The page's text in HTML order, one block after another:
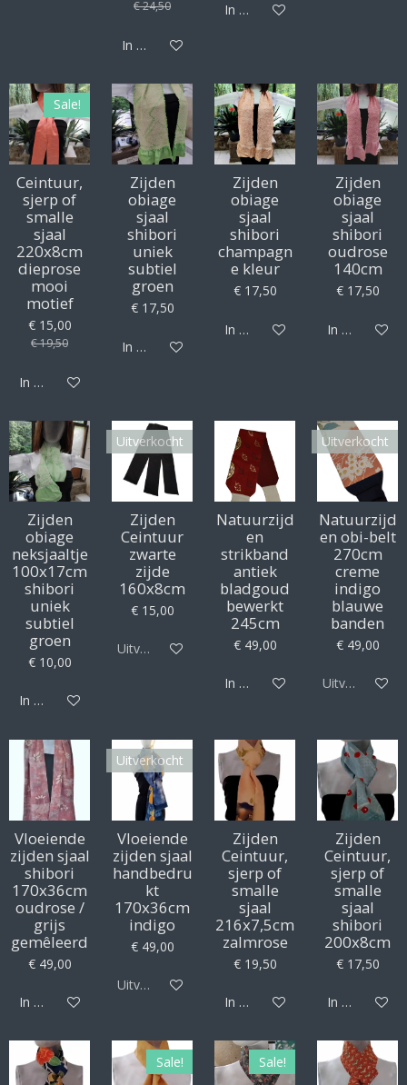
€ 24,50
In winkelwagen
In winkelwagen
Sale!
Ceintuur,
sjerp of
smalle
sjaal
220x8cm
dieprose
mooi
motief
€ 15,00
€ 19,50
In winkelwagen
Zijden
obiage
sjaal
shibori
uniek
subtiel
groen
€ 17,50
In winkelwagen
Zijden
obiage
sjaal
shibori
champagn
e kleur
€ 17,50
In winkelwagen
Zijden
obiage
sjaal
shibori
oudrose
140cm
€ 17,50
In
Zijden
obiage
neksjaaltje
100x17cm
shibori
uniek
subtiel
groen
€ 10,00
In winkelwagen
Uitverkocht
Zijden
Ceintuur
zwarte
zijde
160x8cm
€ 15,00
Uitverkocht
Natuurzijd
en
strikband
antiek
bladgoud
bewerkt
245cm
€ 49,00
In winkelwagen
Uitverkocht
Natuurzijd
en obi-belt
270cm
creme
indigo
blauwe
banden
€ 49,00
Uitverkocht
Vloeiende
zijden sjaal
shibori
170x36cm
oudrose /
grijs
gemêleerd
€ 49,00
In winkelwagen
Uitverkocht
Vloeiende
zijden sjaal
handbedru
kt
170x36cm
indigo
€ 49,00
Uitverkocht
Zijden
Ceintuur,
sjerp of
smalle
sjaal
216x7,5cm
zalmrose
€ 19,50
In winkelwagen
Zijden
Ceintuur,
sjerp of
smalle
sjaal
shibori
200x8cm
€ 17,50
In
Sale! Sale!